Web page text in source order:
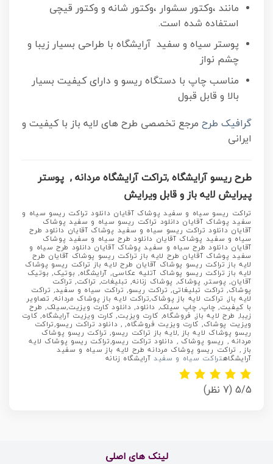
مانند ،وکتور سشوار ،وکتور شانه و وکتور قیچی
استفاده شده است.
پوستر سیاه و سفید آرایشگاه با طراحی بسیار زیبا و
چشم نواز
مناسب چاپ با دستگاه ریسو و دارای کیفیت بسیار
بالا و قابل قبول
گرافیک طرح مرجع تخصصی طرح های لایه باز با کیفیت و
ایرانی
طرح ریسو آرایشگاه ,تراکت آرایشگاه مردانه , پوستر
پیرایش لایه باز و قابل ویرایش
تراکت ‌ریسو سیاه و سفید پوشاک آقایان دانلود تراکت ‌ریسو سیاه و
سفید پوشاک آقایان دانلود تراکت ‌ریسو سیاه و سفید پوشاک
آقایان دانلود تراکت ‌ریسو سیاه و سفید پوشاک آقایان دانلود طرح
‌سیاه و سفید پوشاک آقایان دانلود طرح ‌سیاه و سفید پوشاک
آقایان دانلود طرح ‌سیاه و سفید پوشاک آقایان دانلود طرح ‌سیاه و
سفید پوشاک آقایان طرح لایه باز تراکت ریسو پوشاک آقایان طرح
لایه باز تراکت ریسو پوشاک آقایان طرح لایه باز تراکت ریسو پوشاک
لایه باز تراکت ریسو پوشاک آتلیه عکاسی, آرایشگاه, بوتیک, بوتیک
آقایان, پوستر, پوشاک, پوشاک زنانه, تبلیغات, تراکت, تراکت
پوشاک, تراکت تبلیغاتی, تراکت ریسو, تراکت سیاه و سفید, تراکت
لایه باز, تراکت لایه باز پوشاک,تراکت لایه باز پوشاک مردانه, تصاویر
با کیفیت, چاپ, چاپ سیلک, دانلود, دانلود کارت ویزیت,سیلک, طرح
زیبا, طرح لایه باز, فروشگاه, کارت ویزیت, کارت ویزیت آرایشگاه, کارت
ویزیت پوشاک, کارت ویزیت فروشگاه, , دانلود تراکت ریسو,تراکت
ریسو پوشاک لایه باز ,لایه باز تراکت ریسو, تراکت ریسو پوشاک
مردانه , ریسو پوشاک , دانلود تراکت ریسو,تراکت ریسو پوشاک لایه
باز , تراکت ریسو پوشاک مردانه طرح لایه باز سیاه و سفید
آرایشگاهتراکت سیاه و سفید آرایشگاه زنانه
5/5 (7 نظر)
لینک های اصلی